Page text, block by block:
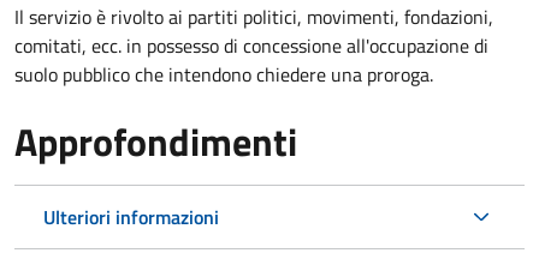
Il servizio è rivolto ai partiti politici, movimenti, fondazioni,
comitati, ecc. in possesso di concessione all'occupazione di
suolo pubblico che intendono chiedere una proroga.
Approfondimenti
Ulteriori informazioni